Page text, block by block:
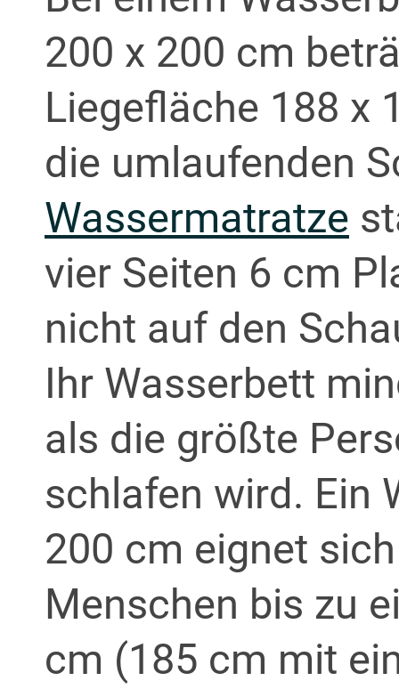
200 x 200 cm
Liegefläche 188 x
die umlaufenden
Wassermatratze
vier Seiten 6 cm
nicht auf den
Ihr Wasserbett
als die größte
schlafen wird. Ein
200 cm eignet
Menschen bis zu
cm (185 cm mit